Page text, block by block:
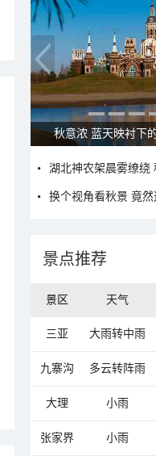
秋意浓 蓝天映衬下
湖北神农架晨雾缭绕
换个视角看秋景 竟然
景点推荐
景区 天气
三亚 大雨转中雨
九寨沟 多云转阵雨
大理 小雨
张家界 小雨